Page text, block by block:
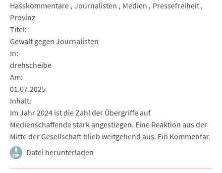
Hasskommentare Journalisten Medien
Pressefreiheit
Provinz
Titel
Gewalt gegen Journalisten
In
drehscheibe
Am
01.07.2025
Inhalt
Im Jahr 2024 ist die Zahl der Übergriffe auf
Medienschaffende stark angestiegen. Eine Reaktion aus der
Mitte der Gesellschaft blieb weitgehend aus. Ein Kommentar.
Datei herunterladen